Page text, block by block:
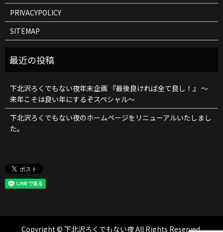
PRIVACYPOLICY
SITEMAP
下北沢ろくでもない夜年末企画 『最後良ければ全て良し！』 ～
来年こそは良い年にするぞスペシャル～
下北沢ろくでもない夜のホームページをリニューアルいたしまし
た。
Copyright © 下北沢ろくでもない夜 All Rights Reserved.